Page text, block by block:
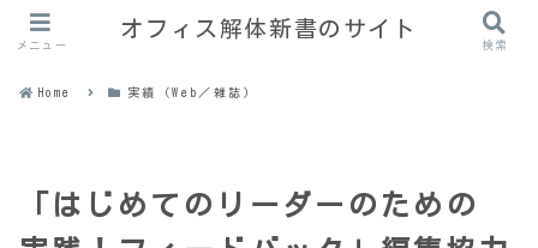
Home 実績（Web／雑誌）
「はじめてのリーダーのための
メニュー
オフィス解体新書のサイト
検索